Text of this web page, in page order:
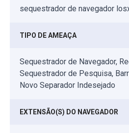
sequestrador de navegador
TIPO DE AMEAÇA
Sequestrador de Navegador,
Sequestrador de Pesquisa,
Novo Separador Indesejado
EXTENSÃO(S) DO NAVEGADOR